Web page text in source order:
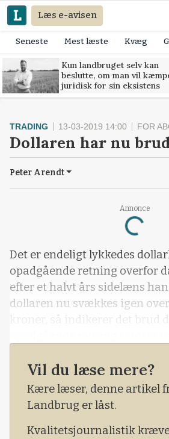
Læs e-avisen
Seneste Mest læste Kvæg
Kun landbruget selv kan
beslutte, om man vil
juridisk for sin eksistens
Annonce
Loading...
TRADING 13-03-2019 14:00 FOR
Dollaren har nu
Peter Arendt
Det er endeligt lykkedes
opadgående retning overfor
efter et halvt års sidelæns
dollaren nu svækkes igen
kroner, så indikerer det brud
markant overfor danske
stadig en købsmulighed i
korrigerer lidt tilbage.
Som nævnt flere ga
Vil du læse mere?
Kære læser, denne artikel
Landbrug er låst.
Kvalitetsjournalistik